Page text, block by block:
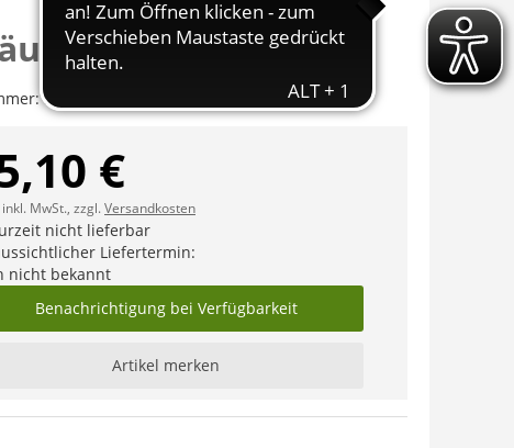
vst.
ET50102-22
€
MwSt., zzgl.Versandkosten
nicht lieferbar
Liefertermin:
nicht bekannt
Benachrichtigung bei Verfügbarkeit
Artikel merken